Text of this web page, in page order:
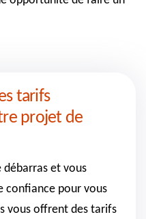
tarifs
projet de
débarras et vous
confiance pour vous
vous offrent des tarifs